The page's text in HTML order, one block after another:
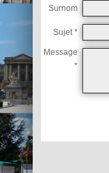
Surnom
Sujet *
Message
*